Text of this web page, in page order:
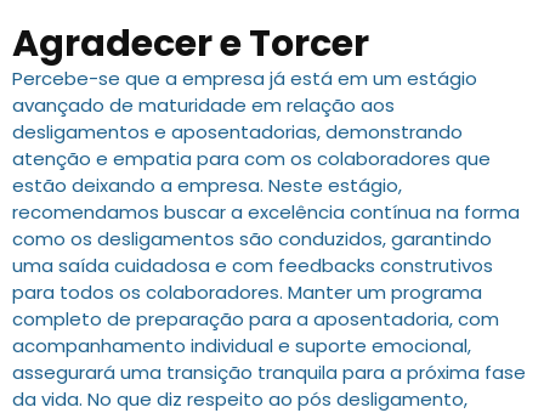
Agradecer e Torcer
Percebe-se que a empresa já está em um estágio
avançado de maturidade em relação aos
desligamentos e aposentadorias, demonstrando
atenção e empatia para com os colaboradores que
estão deixando a empresa. Neste estágio,
recomendamos buscar a excelência contínua na forma
como os desligamentos são conduzidos, garantindo
uma saída cuidadosa e com feedbacks construtivos
para todos os colaboradores. Manter um programa
completo de preparação para a aposentadoria, com
acompanhamento individual e suporte emocional,
assegurará uma transição tranquila para a próxima fase
da vida. No que diz respeito ao pós desligamento,